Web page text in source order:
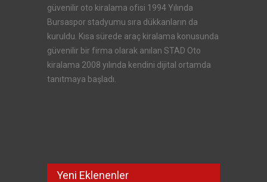
güvenilir oto kiralama ofisi 1994 Yılında
Bursaspor stadyumu sıra dükkanların da
kuruldu. Kısa sürede araç kiralama konusunda
güvenilir bir firma olarak anılan STAD Oto
kiralama 2008 yılında kendini dijital ortamda
tanıtmaya başladı.
Yeni Eklenenler